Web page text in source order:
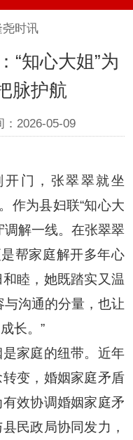
尧时讯
“知心大姐”为
脉护航
：2026-05-09
门，张翠翠就坐
作为县妇联“知心大
调解一线。在张翠翠
帮家庭解开多年心
睦，她既踏实又温
与沟通的分量，也让
长。”
家庭的纽带。近年
变，婚姻家庭矛盾
效协调婚姻家庭矛
民政局协同发力，